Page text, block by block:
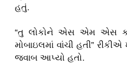
હતું.
“તુ લોકોને એસ એમ એસ
મોબાઇલમાં વાંચી હતી”
જવાબ આપ્યો હતો.